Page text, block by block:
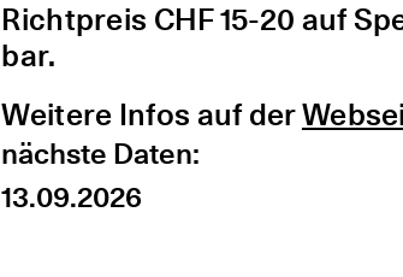
Richtpreis CHF 15-20 auf
bar.
Weitere Infos auf der
nächste Daten:
13.09.2026